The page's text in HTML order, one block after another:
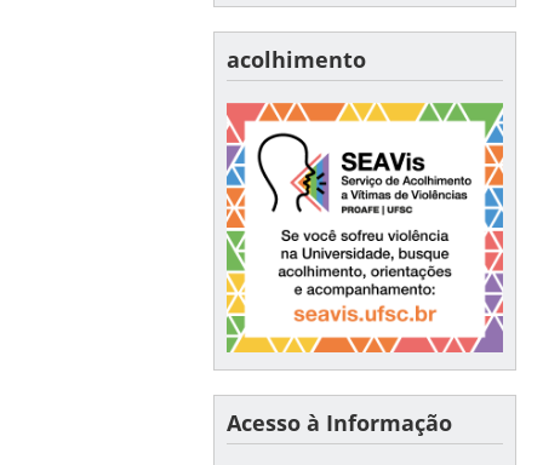
acolhimento
Acesso à Informação